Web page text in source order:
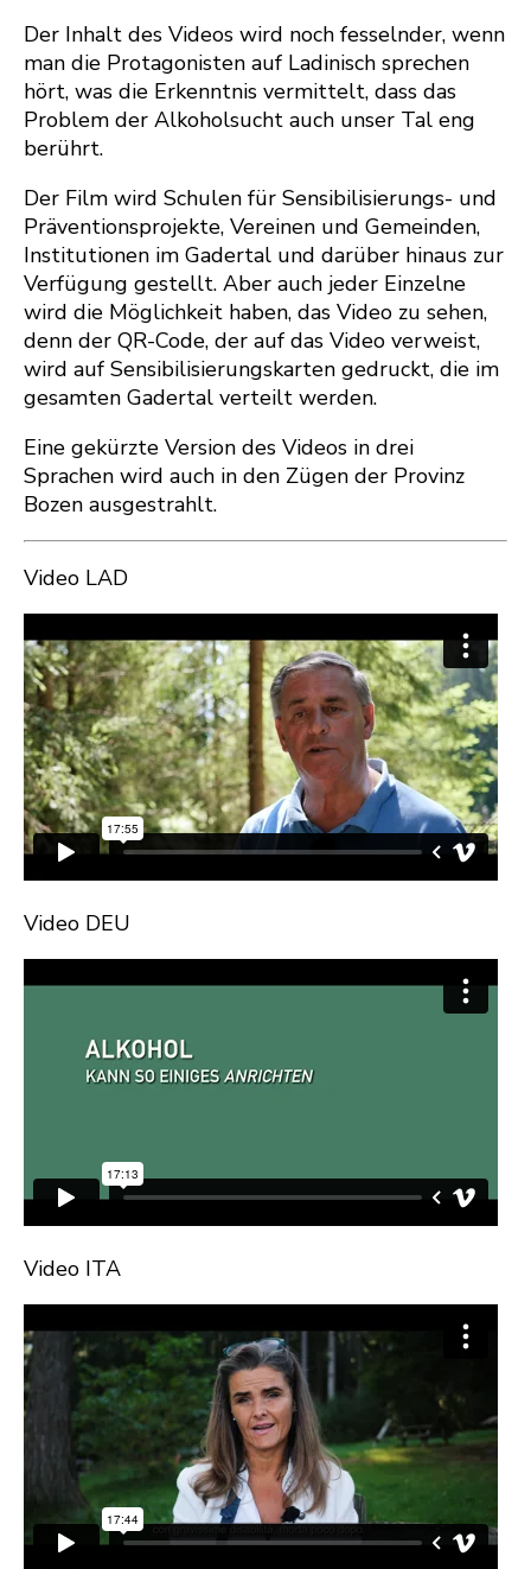
Der Inhalt des Videos wird noch fesselnder, wenn
man die Protagonisten auf Ladinisch sprechen
hört, was die Erkenntnis vermittelt, dass das
Problem der Alkoholsucht auch unser Tal eng
berührt.
Der Film wird Schulen für Sensibilisierungs- und
Präventionsprojekte, Vereinen und Gemeinden,
Institutionen im Gadertal und darüber hinaus zur
Verfügung gestellt. Aber auch jeder Einzelne
wird die Möglichkeit haben, das Video zu sehen,
denn der QR-Code, der auf das Video verweist,
wird auf Sensibilisierungskarten gedruckt, die im
gesamten Gadertal verteilt werden.
Eine gekürzte Version des Videos in drei
Sprachen wird auch in den Zügen der Provinz
Bozen ausgestrahlt.
Video LAD
Video DEU
Video ITA